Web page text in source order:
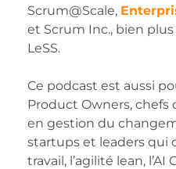
Scrum@Scale,
et Scrum Inc., bien
LeSS.
Ce podcast est aussi
Product Owners,
en gestion du
startups et leaders qui
travail, l’agilité lean, l’AI